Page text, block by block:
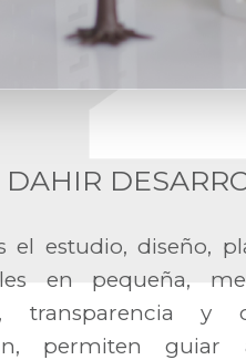
DAHIR
el estudio, diseño,
en pequeña,
transparencia y
permiten